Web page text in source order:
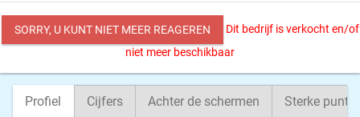
SORRY, U KUNT NIET MEER REAGEREN
Dit bedrijf is verkocht en/of
niet meer beschikbaar
Profiel Cijfers Achter de schermen Sterke